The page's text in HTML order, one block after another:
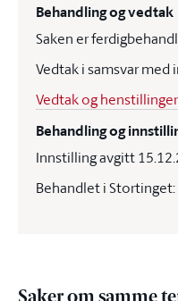
Behandling og vedtak
Saken er
Vedtak i samsvar med
Vedtak og henstillinger
Behandling og
Innstilling avgitt
Behandlet i